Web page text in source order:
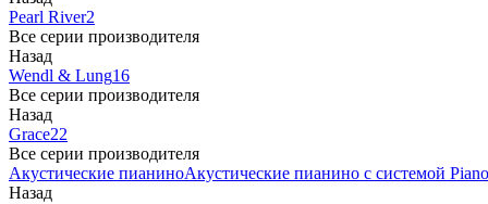
Pearl River2
Все серии производителя
Назад
Wendl & Lung16
Все серии производителя
Назад
Grace22
Все серии производителя
Акустические пианиноАкустические пианино с системой
Назад